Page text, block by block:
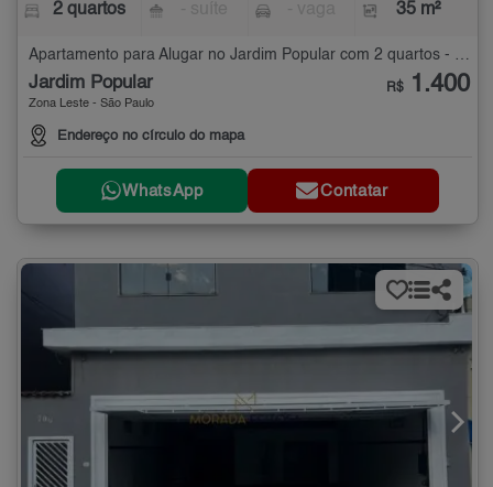
2 quartos 35 m²
Apartamento para Alugar no Jardim Popular com 2 quartos - 35 m²
Jardim Popular
Zona Leste - São Paulo
Endereço no círculo do mapa
R$ 1.400
WhatsApp Contatar